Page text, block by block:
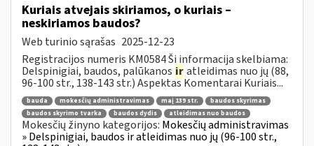
Kuriais atvejais skiriamos, o kuriais –
neskiriamos baudos?
Web turinio sąrašas 2025-12-23
Registracijos numeris KM0584 Ši informacija skelbiama:
Delspinigiai, baudos, palūkanos iratleidimas nuo jų (88,
96-100 str., 138-143 str.) Aspektas Komentarai Kuriais...
bauda mokesčių administravimas maį 139 str.
baudos skyrimas
baudos skyrimo tvarka
baudos dydis atleidimas nuo baudos
Mokesčių žinyno kategorijos: Mokesčių administravimas
» Delspinigiai, baudos ir atleidimas nuo jų (96-100 str.,